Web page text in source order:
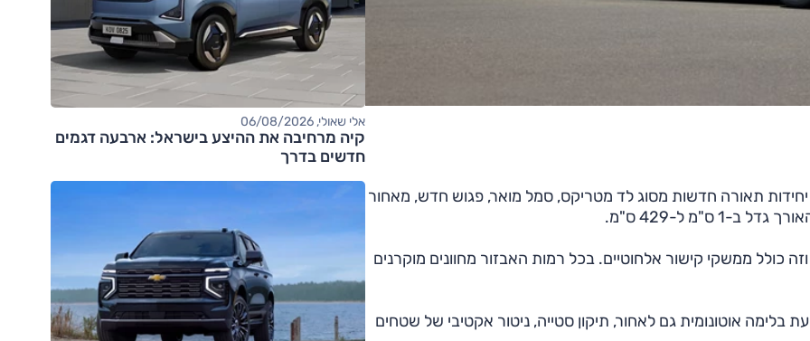
יחידות תאורה חדשות מסוג לד מטריקס, סמל מואר, פגוש חדש, מאחור
ס"מ ל-429 ס"מ.
חדש וגדול "12.9, התפעול חדש וזה כולל ממשקי קישור אלחוטיים. בכל רמות האבזור מחוונים מוקרנים
בלימה אוטונומית גם לאחור, תיקון סטייה, ניטור אקטיבי של שטחים
אלי שאולי, 06/08/2026
קיה מרחיבה את ההיצע בישראל: ארבעה דגמים
חדשים בדרך